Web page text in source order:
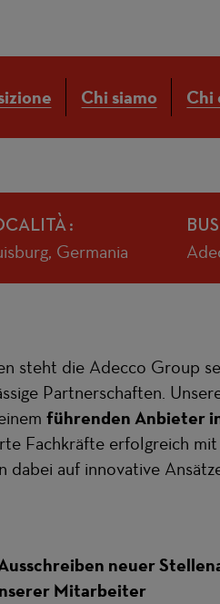
Chi siamo Chi
Germania
steht die Adecco Group
Partnerschaften.
führenden Anbieter
Fachkräfte erfolgreich mit
dabei auf innovative
neuer
Mitarbeiter